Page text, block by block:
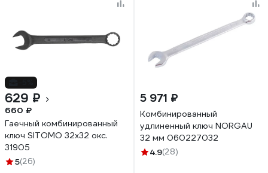
629 ₽
660 ₽
Гаечный комбинированный
ключ SITOMO 32х32 окс.
31905
5(26)
5 971 ₽
Комбинированный
удлиненный ключ NORGAU
32 мм 060227032
4.9(28)